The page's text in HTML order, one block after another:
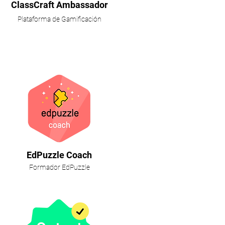
ClassCraft Ambassador
Plataforma de Gamificación
EdPuzzle Coach
Formador EdPuzzle